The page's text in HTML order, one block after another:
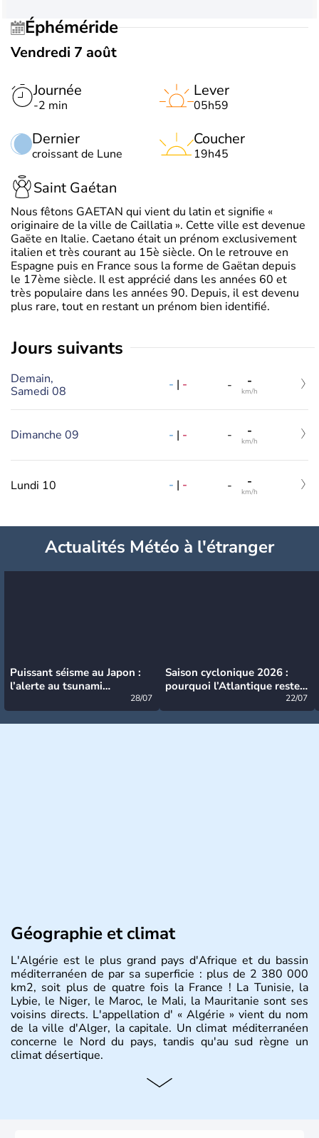
Éphéméride
Vendredi 7 août
Journée
-2 min
Dernier
croissant de Lune
Lever
05h59
Coucher
19h45
Saint Gaétan
Nous fêtons GAETAN qui vient du latin et signifie «
originaire de la ville de Caillatia ». Cette ville est devenue
Gaëte en Italie. Caetano était un prénom exclusivement
italien et très courant au 15è siècle. On le retrouve en
Espagne puis en France sous la forme de Gaëtan depuis
le 17ème siècle. Il est apprécié dans les années 60 et
très populaire dans les années 90. Depuis, il est devenu
plus rare, tout en restant un prénom bien identifié.
jours suivants
Demain,
Samedi 08
- | - - -
km/h
Dimanche 09 - | - - -
km/h
Lundi 10 - | - - -
km/h
Actualités Météo à l'étranger
Puissant séisme au Japon :
l’alerte au tsunami
28/07
Saison cyclonique 2026 :
pourquoi l’Atlantique reste
22/07
Géographie et climat
L'Algérie est le plus grand pays d'Afrique et du bassin
méditerranéen de par sa superficie : plus de 2 380 000
km2, soit plus de quatre fois la France ! La Tunisie, la
Lybie, le Niger, le Maroc, le Mali, la Mauritanie sont ses
voisins directs. L'appellation d' « Algérie » vient du nom
de la ville d'Alger, la capitale. Un climat méditerranéen
concerne le Nord du pays, tandis qu'au sud règne un
climat désertique.
Histoire et administration